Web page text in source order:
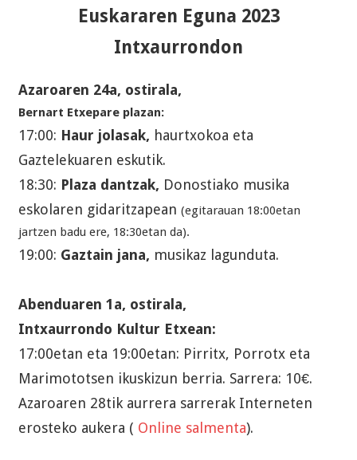
Euskararen Eguna 2023
Intxaurrondon
Azaroaren 24a, ostirala,
Bernart Etxepare plazan:
17:00: Haur jolasak, haurtxokoa eta
Gaztelekuaren eskutik.
18:30: Plaza dantzak, Donostiako musika
eskolaren gidaritzapean (egitarauan 18:00etan
jartzen badu ere, 18:30etan da).
19:00: Gaztain jana, musikaz lagunduta.
Abenduaren 1a, ostirala,
Intxaurrondo Kultur Etxean:
17:00etan eta 19:00etan: Pirritx, Porrotx eta
Marimototsen ikuskizun berria. Sarrera: 10€.
Azaroaren 28tik aurrera sarrerak Interneten
erosteko aukera ( Online salmenta).